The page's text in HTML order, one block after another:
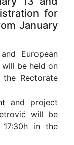
for
January
European
be held on
Rectorate
and project
will be
in the